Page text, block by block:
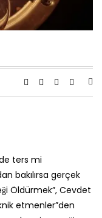
ters mi
bakılırsa gerçek
Öldürmek”, Cevdet
etmenler”den